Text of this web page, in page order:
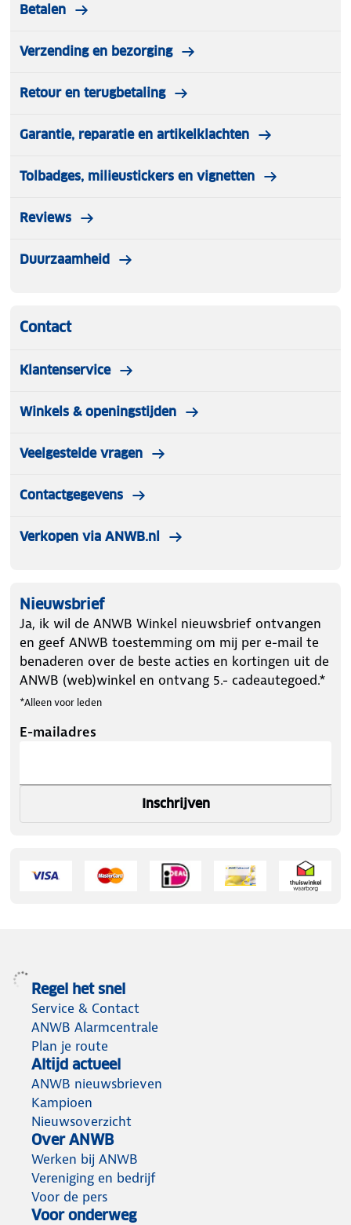
Betalen
Verzending en bezorging
Retour en terugbetaling
Garantie, reparatie en artikelklachten
Tolbadges, milieustickers en vignetten
Reviews
Duurzaamheid
Contact
Klantenservice
Winkels & openingstijden
Veelgestelde vragen
Contactgegevens
Verkopen via ANWB.nl
Nieuwsbrief
Ja, ik wil de ANWB Winkel nieuwsbrief ontvangen
en geef ANWB toestemming om mij per e-mail te
benaderen over de beste acties en kortingen uit de
ANWB (web)winkel en ontvang 5.- cadeautegoed.*
*Alleen voor leden
E-mailadres
Inschrijven
Regel het snel
Service & Contact
ANWB Alarmcentrale
Plan je route
Altijd actueel
ANWB nieuwsbrieven
Kampioen
Nieuwsoverzicht
Over ANWB
Werken bij ANWB
Vereniging en bedrijf
Voor de pers
Voor onderweg